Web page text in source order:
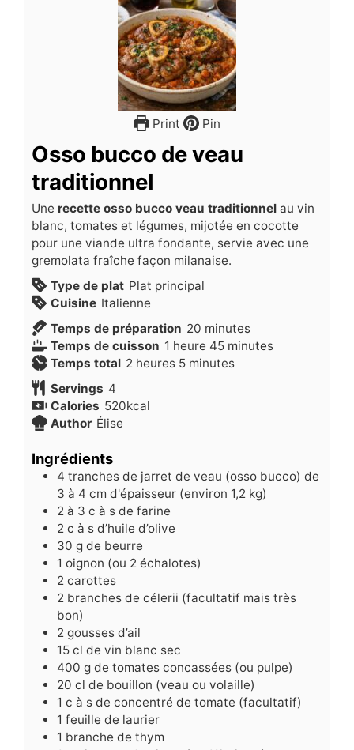
Print Pin
Osso bucco de veau
traditionnel
Une recette osso bucco veau traditionnel au vin
blanc, tomates et légumes, mijotée en cocotte
pour une viande ultra fondante, servie avec une
gremolata fraîche façon milanaise.
Type de plat Plat principal
Cuisine Italienne
Temps de préparation 20minutes
minutes
Temps de cuisson 1 heure
heure 45minutes
minutes
Temps total 2heures
heures 5minutes
minutes
Servings 4
Calories 520kcal
Author Élise
Ingrédients
4 tranches de jarret de veau (osso bucco) de
3 à 4 cm d'épaisseur (environ 1,2 kg)
2 à 3 c à s de farine
2 c à s d’huile d’olive
30 g de beurre
1 oignon (ou 2 échalotes)
2 carottes
2 branches de célerii (facultatif mais très
bon)
2 gousses d’ail
15 cl de vin blanc sec
400 g de tomates concassées (ou pulpe)
20 cl de bouillon (veau ou volaille)
1 c à s de concentré de tomate (facultatif)
1 feuille de laurier
1 branche de thym